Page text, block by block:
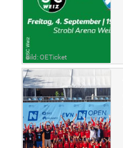
Bild: OETicket